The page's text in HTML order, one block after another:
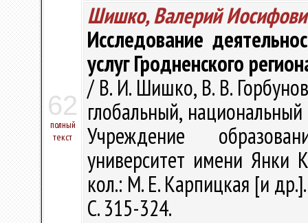
62
полный
текст
Шишко, Валерий
Исследование
услуг Гродненского
/ В. И. Шишко, В. В.
глобальный,
Учреждение
университет имени Янки
кол.: М. Е. Карпицкая [и
С. 315-324.